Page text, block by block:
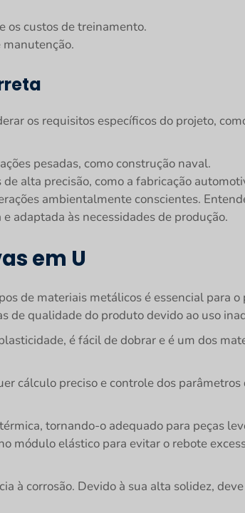
os custos de treinamento.
manutenção.
os requisitos específicos do projeto,
pesadas, como construção naval.
alta precisão, como a fabricação
ambientalmente conscientes.
adaptada às necessidades de produção.
em U
de materiais metálicos é essencial para
de qualidade do produto devido ao uso
é fácil de dobrar e é um dos
cálculo preciso e controle dos
tornando-o adequado para peças
módulo elástico para evitar o rebote
à corrosão. Devido à sua alta solidez,